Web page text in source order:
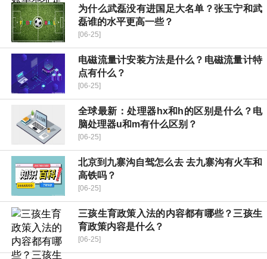
为什么武磊没有进国足大名单？张玉宁和武
磊谁的水平更高一些？
[06-25]
电磁流量计安装方法是什么？电磁流量计特
点有什么？
[06-25]
全球最新：处理器hx和h的区别是什么？电
脑处理器u和m有什么区别？
[06-25]
北京到九寨沟自驾怎么去 去九寨沟有火车和
高铁吗？
[06-25]
三孩生育政策入法的内容都有哪些？三孩生
育政策内容是什么？
[06-25]